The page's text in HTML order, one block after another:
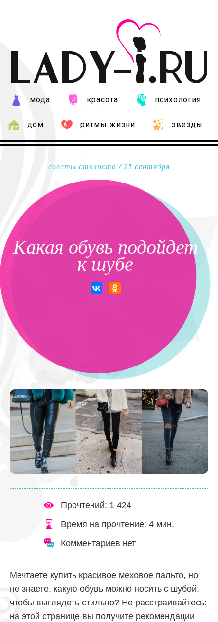
мода красота психология
дом ритмы жизни звезды
советы стилиста / 25 сентября
Какая обувь подойдет
к шубе
Прочтений: 1 424
Время на прочтение: 4 мин.
Комментариев нет
Мечтаете купить красивое меховое пальто, но
не знаете, какую обувь можно носить с шубой,
чтобы выглядеть стильно? Не расстраивайтесь:
на этой странице вы получите рекомендации